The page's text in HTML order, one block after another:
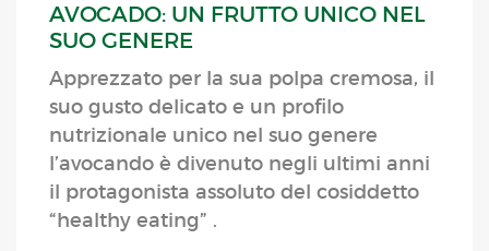
AVOCADO: UN FRUTTO UNICO NEL
SUO GENERE
Apprezzato per la sua polpa cremosa, il
suo gusto delicato e un profilo
nutrizionale unico nel suo genere
l’avocando è divenuto negli ultimi anni
il protagonista assoluto del cosiddetto
“healthy eating” .